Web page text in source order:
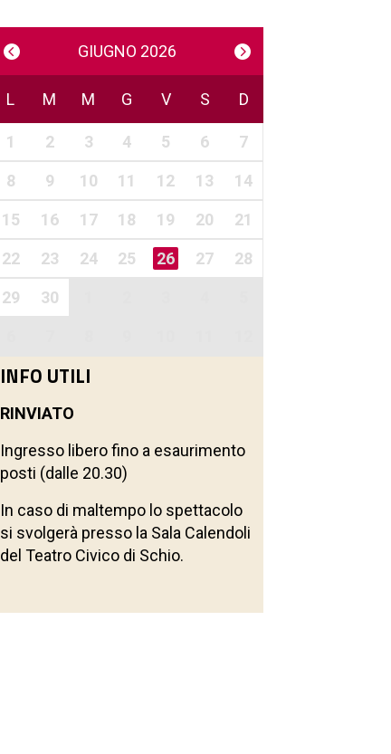
GIUGNO 2026
L M M G V S D
1 2 3 4 5 6 7
8 9 10 11 12 13 14
15 16 17 18 19 20 21
22 23 24 25 26 27 28
29 30
INFO UTILI
RINVIATO
Ingresso libero fino a esaurimento
posti (dalle 20.30)
In caso di maltempo lo spettacolo
si svolgerà presso la Sala Calendoli
del Teatro Civico di Schio.